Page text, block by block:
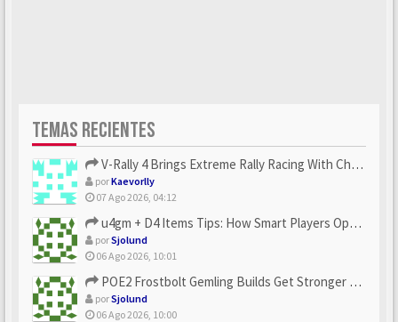
TEMAS RECIENTES
V-Rally 4 Brings Extreme Rally Racing With Challenging Track...
porKaevorlly
07 Ago 2026, 04:12
u4gm + D4 Items Tips: How Smart Players Optimize Gear, Build...
porSjolund
06 Ago 2026, 10:01
POE2 Frostbolt Gemling Builds Get Stronger With u4gm’s Ice C...
porSjolund
06 Ago 2026, 10:00